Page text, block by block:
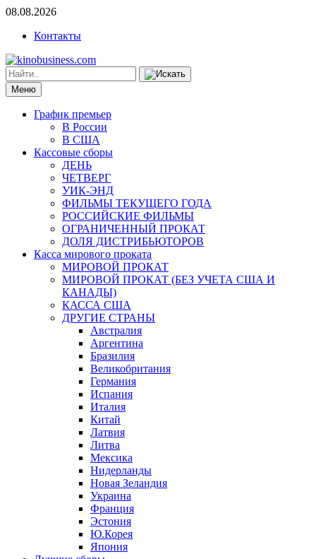
08.08.2026
Контакты
Меню
График премьер
В России
В США
Кассовые сборы
ДЕНЬ
ЧЕТВЕРГ
УИК-ЭНД
ФИЛЬМЫ ТЕКУЩЕГО ГОДА
РОССИЙСКИЕ ФИЛЬМЫ
ОГРАНИЧЕННЫЙ ПРОКАТ
ДОЛЯ ДИСТРИБЬЮТОРОВ
Касса мирового проката
МИРОВОЙ ПРОКАТ
МИРОВОЙ ПРОКАТ (БЕЗ УЧЕТА США И
КАНАДЫ)
КАССА США
ДРУГИЕ СТРАНЫ
Австралия
Аргентина
Бразилия
Великобритания
Германия
Испания
Италия
Китай
Латвия
Литва
Мексика
Нидерланды
Новая Зеландия
Украина
Франция
Эстония
Ю.Корея
Япония